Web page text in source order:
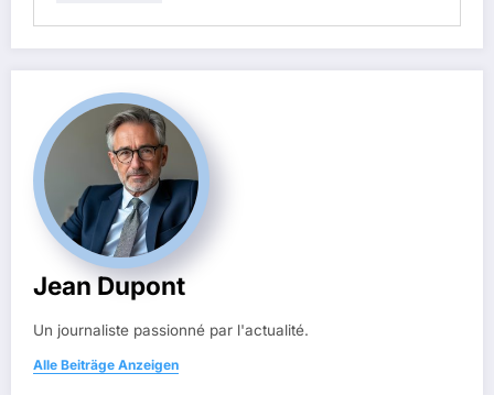
Jean Dupont
Un journaliste passionné par l'actualité.
Alle Beiträge Anzeigen